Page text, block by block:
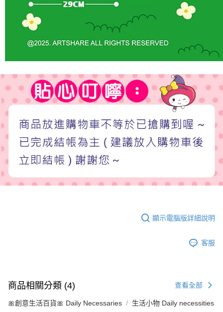
顯示電腦版詳細說明
客服
商品相關分類 (4) 查看全部
🎀創意生活百貨🎀 Daily Necessaries 生活小物 Daily necessities